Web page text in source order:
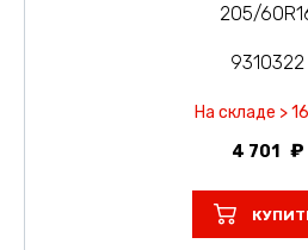
205/
9310322
На складе >
4 701